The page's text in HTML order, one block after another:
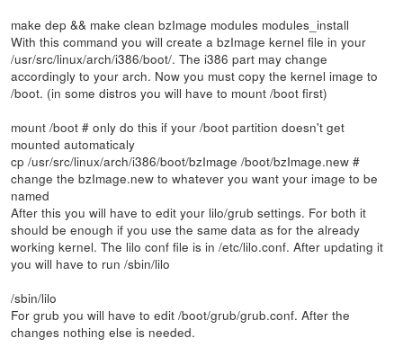
make dep && make clean bzImage modules modules_install
With this command you will create a bzImage kernel file in your
/usr/src/linux/arch/i386/boot/. The i386 part may change
accordingly to your arch. Now you must copy the kernel image to
/boot. (in some distros you will have to mount /boot first)
mount /boot # only do this if your /boot partition doesn't get
mounted automaticaly
cp /usr/src/linux/arch/i386/boot/bzImage /boot/bzImage.new #
change the bzImage.new to whatever you want your image to be
named
After this you will have to edit your lilo/grub settings. For both it
should be enough if you use the same data as for the already
working kernel. The lilo conf file is in /etc/lilo.conf. After updating it
you will have to run /sbin/lilo
/sbin/lilo
For grub you will have to edit /boot/grub/grub.conf. After the
changes nothing else is needed.